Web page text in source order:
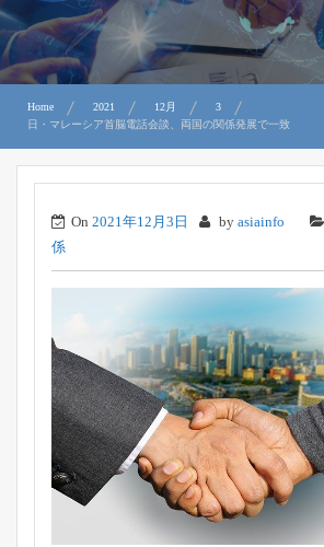
Home 2021 12月
3
日・マレーシア首脳電話会談、両国の関係発展で一致
On 2021年12月3日 by asiainfo
係